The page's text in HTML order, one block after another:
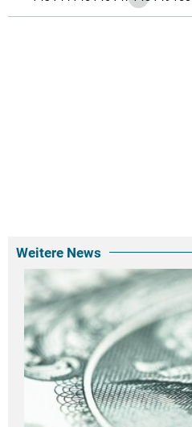
Weitere News